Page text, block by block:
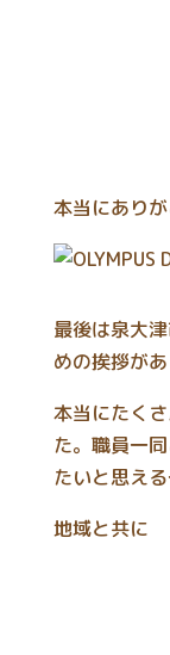
本当にありが
最後は泉大
めの挨拶が
本当にたく
た。職員一
たいと思える
地域と共に